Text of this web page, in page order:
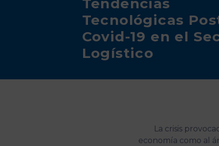
Tecnológicas
Covid-19 en el
Logístico
La crisis
economía como al